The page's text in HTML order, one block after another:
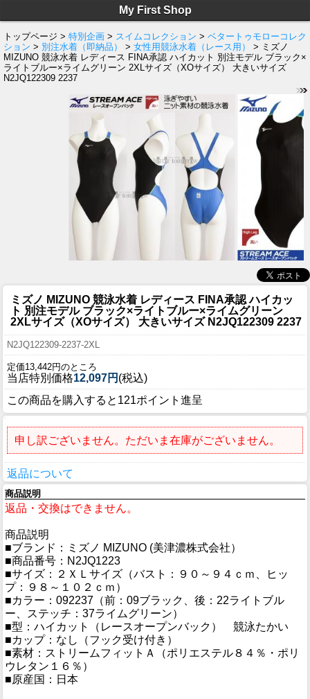
My First Shop
トップページ > 特別企画 > スイムコレクション > ベタートゥモローコレク
ション > 別注水着（即納品） > 女性用競泳水着（レース用）
> ミズノ
MIZUNO 競泳水着 レディース FINA承認 ハイカット 別注モデル ブラック×
ライトブルー×ライムグリーン 2XLサイズ（XOサイズ） 大きいサイズ
N2JQ122309 2237
ミズノ MIZUNO 競泳水着 レディース FINA承認 ハイカッ
ト 別注モデル ブラック×ライトブルー×ライムグリーン
2XLサイズ（XOサイズ） 大きいサイズ N2JQ122309 2237
N2JQ122309-2237-2XL
定価13,442円のところ
当店特別価格12,097円 (税込)
この商品を購入すると121ポイント進呈
申し訳ございません。ただいま在庫がございません。
返品について
商品説明
返品・交換はできません。
商品説明
■ブランド：ミズノ MIZUNO (美津濃株式会社）
■商品番号：N2JQ1223
■サイズ：２ＸＬサイズ（バスト：９０～９４ｃｍ、ヒッ
プ：９８～１０２ｃｍ）
■カラー：092237（前：09ブラック、後：22ライトブル
ー、ステッチ：37ライムグリーン）
■型：ハイカット（レースオープンバック） 競泳たかい
■カップ：なし（フック受け付き）
■素材：ストリームフィットＡ（ポリエステル８４％・ポリ
ウレタン１６％）
■原産国：日本